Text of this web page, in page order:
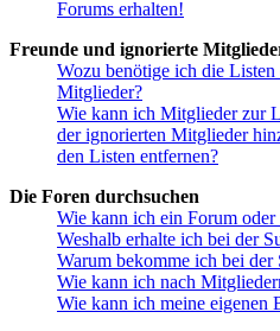
Forums erhalten!
Freunde und ignorierte
Wozu benötige ich die
Mitglieder?
Wie kann ich Mitglieder zur
der ignorierten Mitglieder
den Listen entfernen?
Die Foren durchsuchen
Wie kann ich ein Forum oder
Weshalb erhalte ich bei der
Warum bekomme ich bei der
Wie kann ich nach
Wie kann ich meine eigenen